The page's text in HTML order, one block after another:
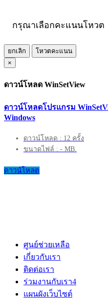
กรุณาเลือกคะแนนโหวต
ยกเลิก
โหวตคะแนน
×
ดาวน์โหลด WinSetView
ดาวน์โหลดโปรแกรม
Windows
ดาวน์โหลด : 12 ครั้ง
ขนาดไฟล์ : - MB.
ดาวน์โหลด
ศูนย์ช่วยเหลือ
เกี่ยวกับเรา
ติดต่อเรา
ร่วมงานกับเรา4
แผนผังเว็บไซต์